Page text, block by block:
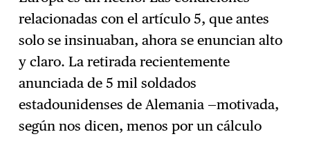
relacionadas con el artículo 5, que antes
solo se insinuaban, ahora se enuncian alto
y claro. La retirada recientemente
anunciada de 5 mil soldados
estadounidenses de Alemania —motivada,
según nos dicen, menos por un cálculo